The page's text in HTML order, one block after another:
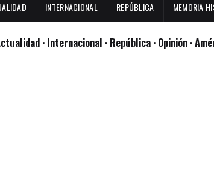
INTERNACIONAL REPÚBLICA MEMORIA
· Internacional · República · Opinión ·